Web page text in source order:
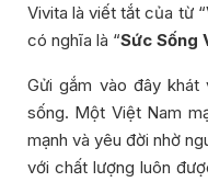
Vivita là viết tắt của từ “
có nghĩa là “Sức Sống
Gửi gắm vào đây
sống. Một Việt Nam
mạnh và yêu đời nhờ
với chất lượng luôn